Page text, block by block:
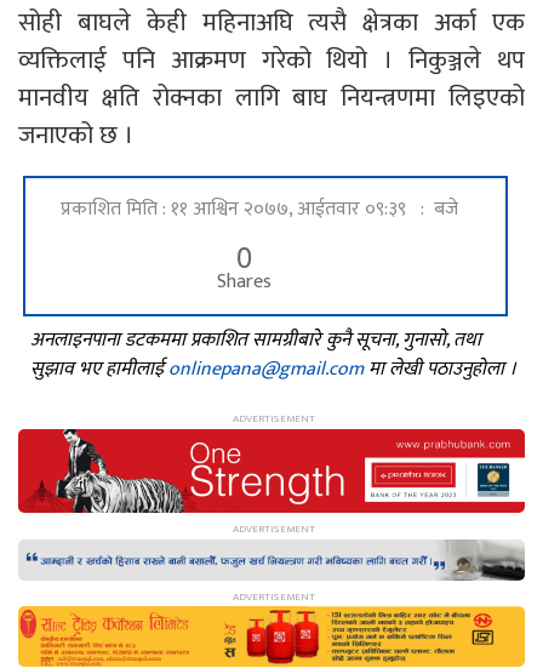
सोही बाघले केही महिनाअघि त्यसै क्षेत्रका अर्का एक
व्यक्तिलाई पनि आक्रमण गरेको थियो । निकुञ्जले थप
मानवीय क्षति रोक्नका लागि बाघ नियन्त्रणमा लिइएको
जनाएको छ ।
प्रकाशित मिति : ११ आश्विन २०७७, आईतवार ०९:३९ : बजे
0
Shares
अनलाइनपाना डटकममा प्रकाशित सामग्रीबारे कुनै सूचना, गुनासो, तथा
सुझाव भए हामीलाईonlinepana@gmail.comमा लेखी पठाउनुहोला ।